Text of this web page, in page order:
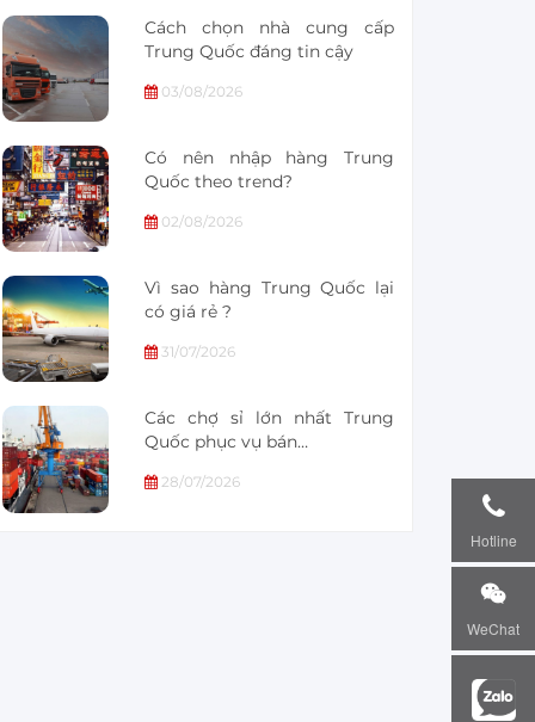
Cách chọn nhà cung cấp
Trung Quốc đáng tin cậy
03/08/2026
Có nên nhập hàng Trung
Quốc theo trend?
02/08/2026
Vì sao hàng Trung Quốc lại
có giá rẻ ?
31/07/2026
Các chợ sỉ lớn nhất Trung
Quốc phục vụ bán…
28/07/2026
Hotline
WeChat